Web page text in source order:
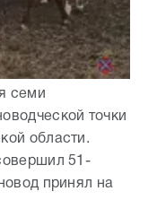
семи
точки
области.
51-
принял на